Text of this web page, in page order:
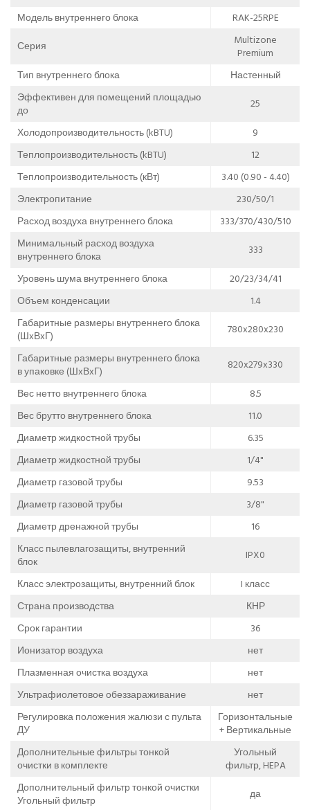
Модель внутреннего блока
RAK-25RPE
Серия
Multizone
Premium
Тип внутреннего блока
Настенный
Эффективен для помещений площадью
до
25
Холодопроизводительность (kBTU)
9
Теплопроизводительность (kBTU)
12
Теплопроизводительность (кВт)
3.40 (0.90 - 4.40)
Электропитание
230/50/1
Расход воздуха внутреннего блока
333/370/430/510
Минимальный расход воздуха
внутреннего блока
333
Уровень шума внутреннего блока
20/23/34/41
Объем конденсации
1.4
Габаритные размеры внутреннего блока
(ШxВxГ)
780x280x230
Габаритные размеры внутреннего блока
в упаковке (ШxВxГ)
820x279x330
Вес нетто внутреннего блока
8.5
Вес брутто внутреннего блока
11.0
Диаметр жидкостной трубы
6.35
Диаметр жидкостной трубы
1/4"
Диаметр газовой трубы
9.53
Диаметр газовой трубы
3/8"
Диаметр дренажной трубы
16
Класс пылевлагозащиты, внутренний
блок
IPX0
Класс электрозащиты, внутренний блок
I класс
Страна производства
КНР
Срок гарантии
36
Ионизатор воздуха
нет
Плазменная очистка воздуха
нет
Ультрафиолетовое обеззараживание
нет
Регулировка положения жалюзи с пульта
ДУ
Горизонтальные
+ Вертикальные
Дополнительные фильтры тонкой
очистки в комплекте
Угольный
фильтр, HEPA
Дополнительный фильтр тонкой очистки
Угольный фильтр
да